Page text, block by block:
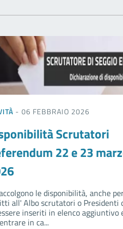
- 06 FEBBRAIO 2026
Scrutatori
22 e 23
le disponibilità, anche
all' Albo scrutatori o Presidenti
inseriti in elenco aggiuntivo
in ca...